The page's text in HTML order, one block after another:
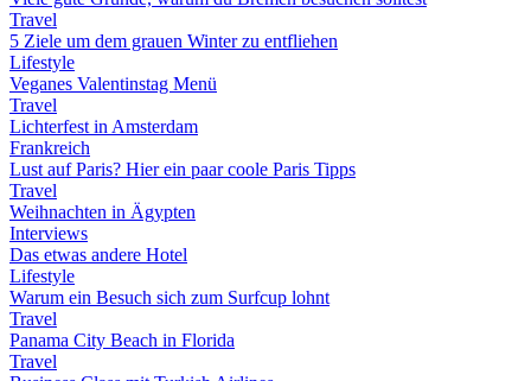
Travel
5 Ziele um dem grauen Winter zu entfliehen
Lifestyle
Veganes Valentinstag Menü
Travel
Lichterfest in Amsterdam
Frankreich
Lust auf Paris? Hier ein paar coole Paris Tipps
Travel
Weihnachten in Ägypten
Interviews
Das etwas andere Hotel
Lifestyle
Warum ein Besuch sich zum Surfcup lohnt
Travel
Panama City Beach in Florida
Travel